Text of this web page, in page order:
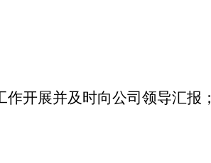
开展并及时向公司领导汇报；